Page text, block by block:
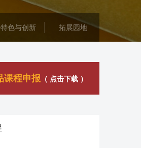
特色与创新 拓展园地
课程申报 （ 点击下载 ）